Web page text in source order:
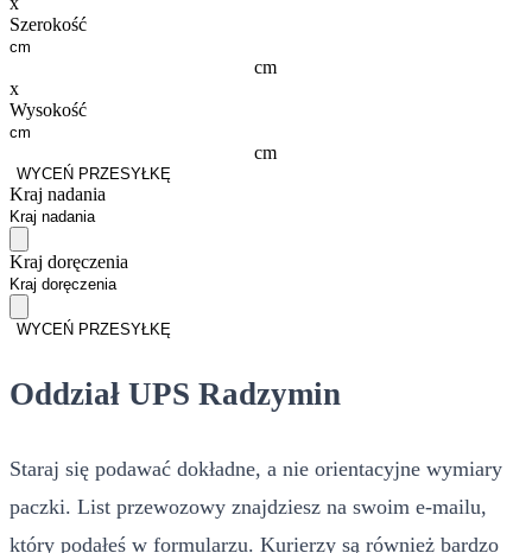
Szerokość
cm
x
Wysokość
cm
WYCEŃ PRZESYŁKĘ
Kraj nadania
Kraj doręczenia
WYCEŃ PRZESYŁKĘ
Oddział UPS Radzymin
Staraj się podawać dokładne, a nie orientacyjne wymiary
paczki. List przewozowy znajdziesz na swoim e-mailu,
który podałeś w formularzu. Kurierzy są również bardzo